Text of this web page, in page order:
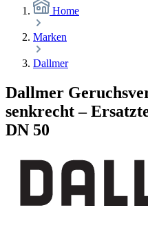
Home
Marken
Dallmer
Dallmer
senkrecht –
DN 50